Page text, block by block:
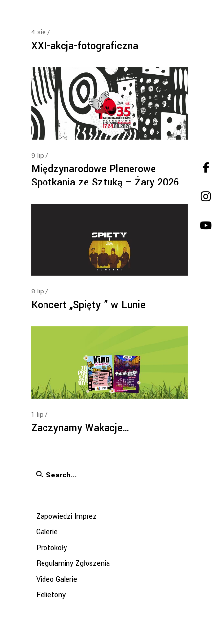
4 sie
XXI-akcja-fotograficzna
9 lip
Międzynarodowe Plenerowe
Spotkania ze Sztuką – Żary 2026
8 lip
Koncert „Spięty ” w Lunie
1 lip
Zaczynamy Wakacje…
Search
Zapowiedzi Imprez
Galerie
Protokoły
Regulaminy Zgłoszenia
Video Galerie
Felietony